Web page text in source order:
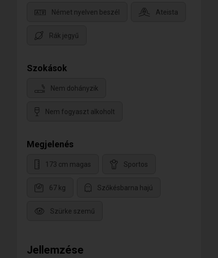
Német nyelven beszél Ateista
Rák jegyű
Szokások
Nem dohányzik
Nem fogyaszt alkoholt
Megjelenés
173 cm magas Sportos
67 kg Szőkésbarna hajú
Szürke szemű
Jellemzése